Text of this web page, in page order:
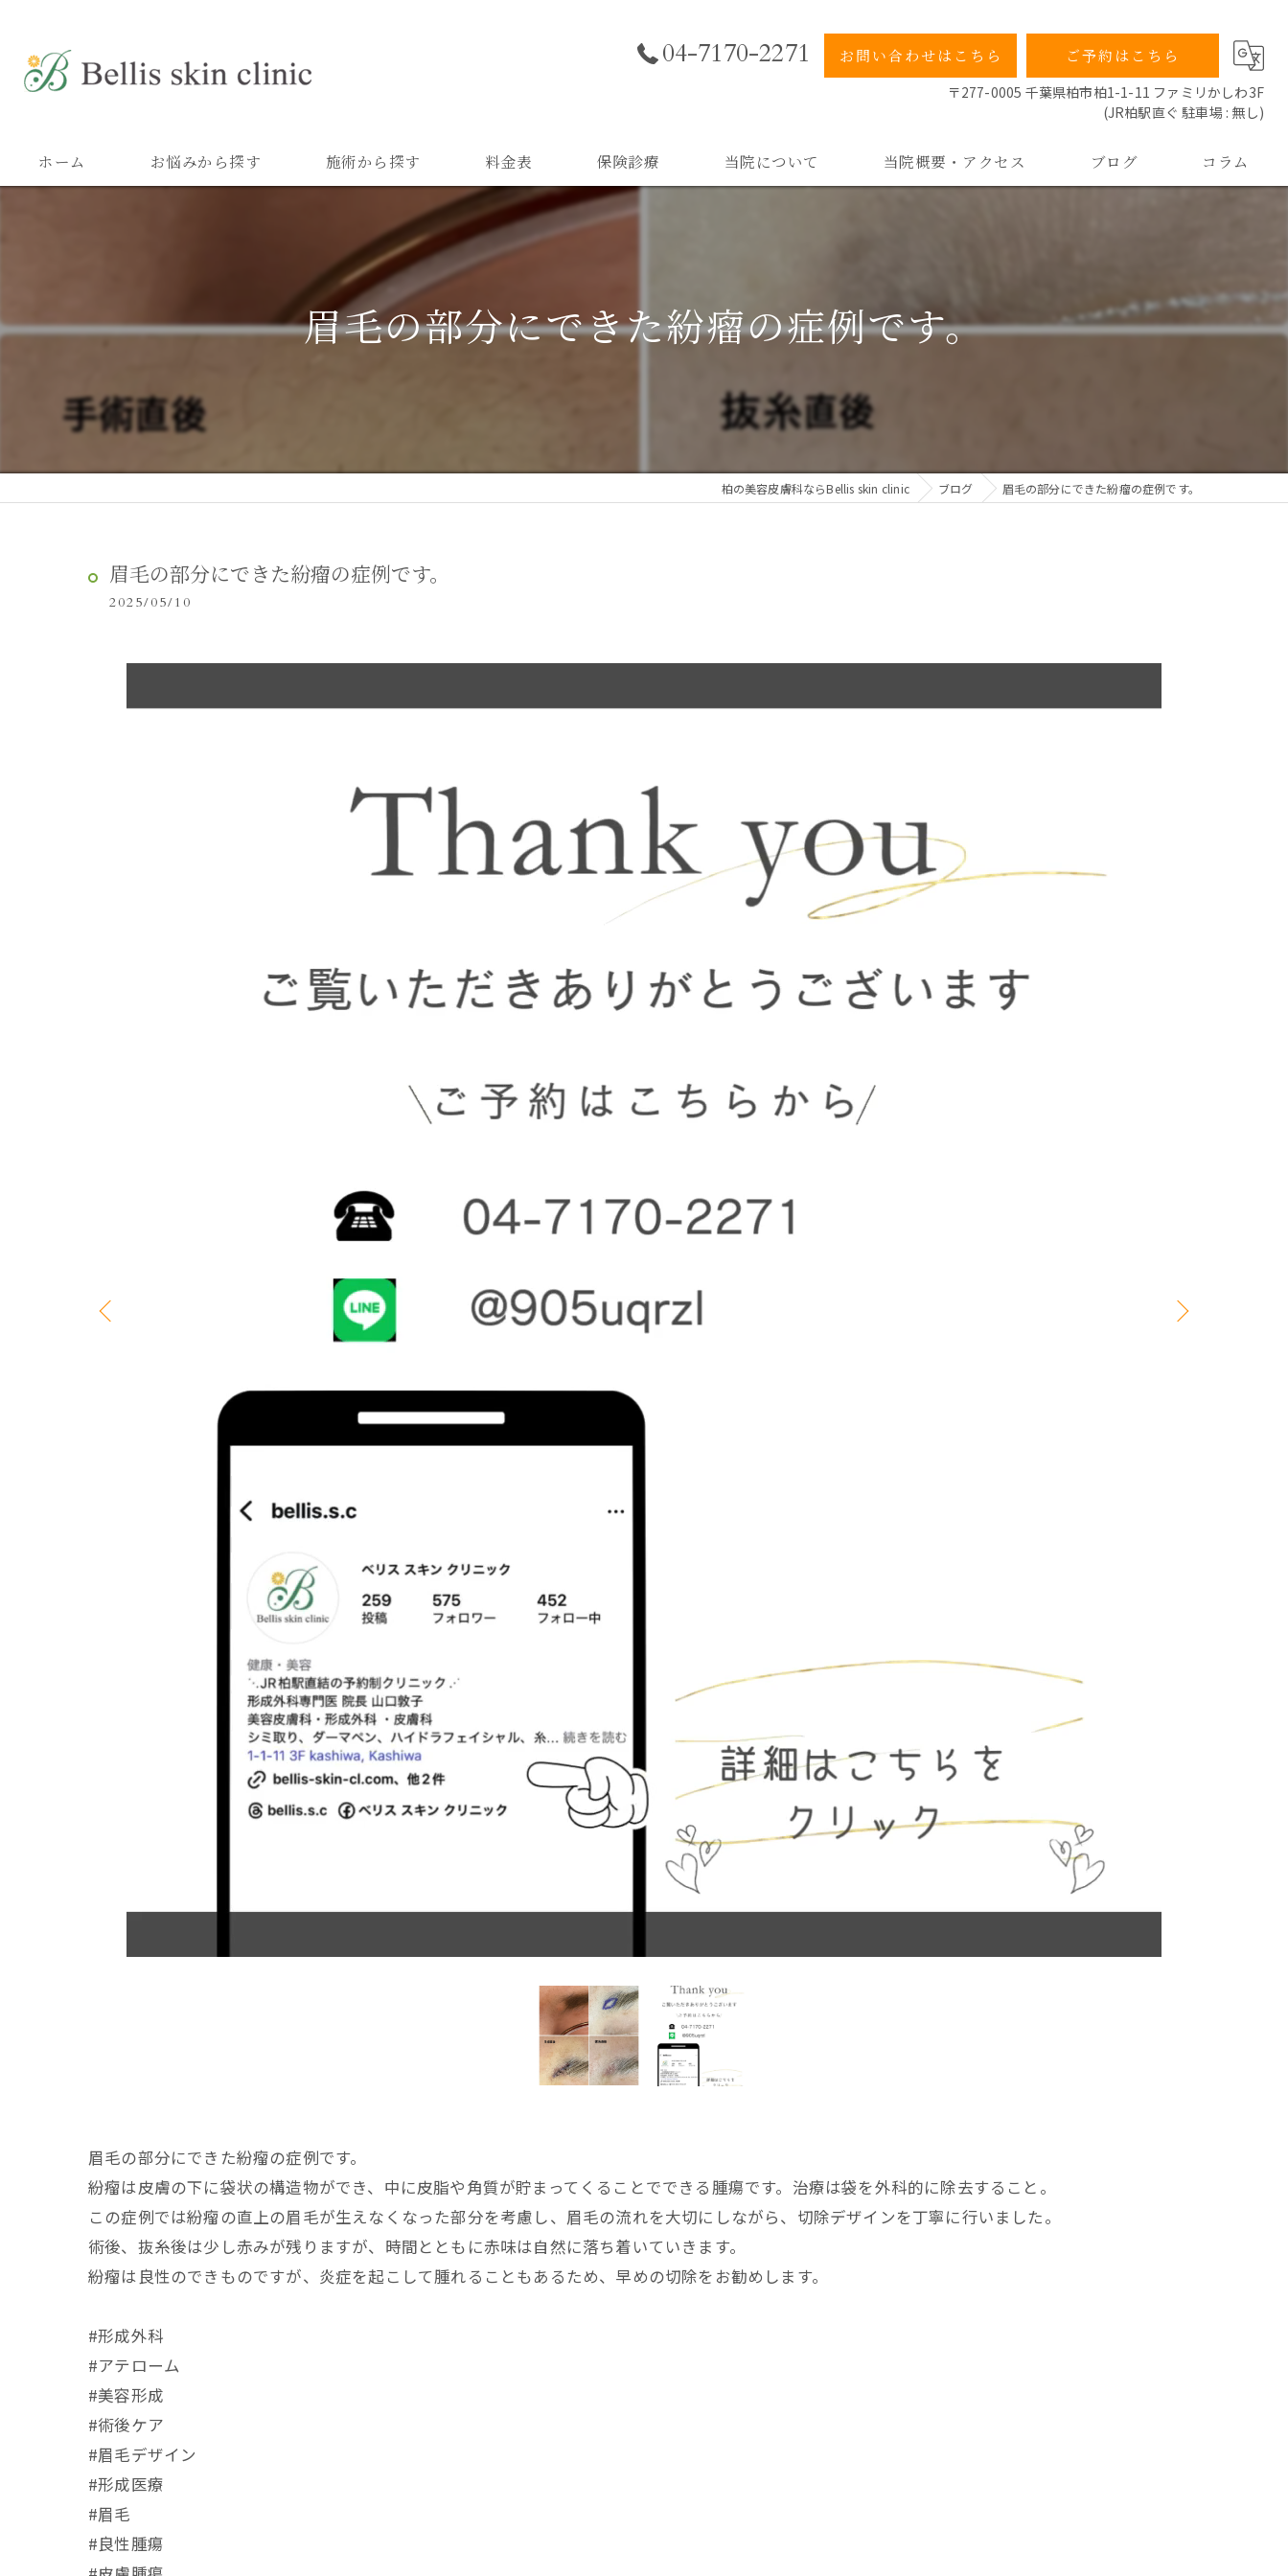
04-7170-2271 お問い合わせはこちら
ご予約はこちら
〒277-0005 千葉県柏市柏1-1-11 ファミリかしわ3F
(JR柏駅直ぐ 駐車場 : 無し)
ホーム お悩みから探す 施術から探す 料金表 保険診療 当院について
二重顎
スキンケア
当院概要・アクセス
よくあるご質問
ブログ コラム
眉毛の部分にできた紛瘤の症例です。
柏の美容皮膚科ならBellis skin clinic ブログ 眉毛の部分にできた紛瘤の症例です。
眉毛の部分にできた紛瘤の症例です。
2025/05/10
眉毛の部分にできた紛瘤の症例です。
紛瘤は皮膚の下に袋状の構造物ができ、中に皮脂や角質が貯まってくることでできる腫瘍です。治療は袋を外科的に除去すること。
この症例では紛瘤の直上の眉毛が生えなくなった部分を考慮し、眉毛の流れを大切にしながら、切除デザインを丁寧に行いました。
術後、抜糸後は少し赤みが残りますが、時間とともに赤味は自然に落ち着いていきます。
紛瘤は良性のできものですが、炎症を起こして腫れることもあるため、早めの切除をお勧めします。
#形成外科
#アテローム
#美容形成
#術後ケア
#眉毛デザイン
#形成医療
#眉毛
#良性腫瘍